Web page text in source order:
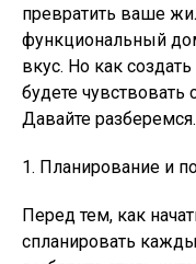
превратить ваше
функциональный
вкус. Но как
будете
Давайте разберемся.
1. Планирование и
Перед тем, как
спланировать